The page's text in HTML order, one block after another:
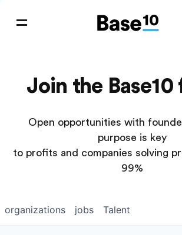
Join the
Open opportunities with
purpose is key
to profits and companies solving
99%
jobs
organizations Talent